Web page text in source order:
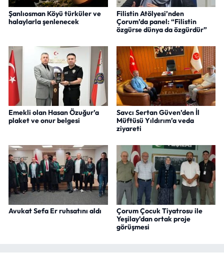
Şanlıosman Köyü türküler ve
halaylarla şenlenecek
Filistin Atölyesi’nden
Çorum’da panel: “Filistin
özgürse dünya da özgürdür”
Emekli olan Hasan Özuğur’a
plaket ve onur belgesi
Savcı Sertan Güven’den İl
Müftüsü Yıldırım’a veda
ziyareti
Avukat Sefa Er ruhsatını aldı
Çorum Çocuk Tiyatrosu ile
Yeşilay’dan ortak proje
görüşmesi